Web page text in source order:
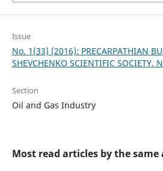
Issue
No. 1(33) (2016): PRECARPATHIAN
SHEVCHENKO SCIENTIFIC SOCIETY.
Section
Oil and Gas Industry
Most read articles by the